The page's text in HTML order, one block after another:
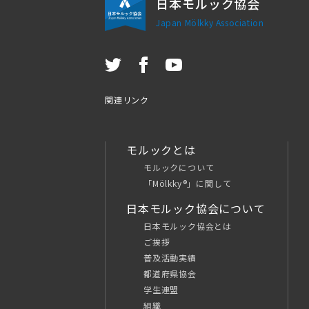
Japan Mölkky Association
関連リンク
モルックとは
モルックについて
「Mölkky®」に関して
日本モルック協会について
日本モルック協会とは
ご挨拶
普及活動実績
都道府県協会
学生連盟
組織